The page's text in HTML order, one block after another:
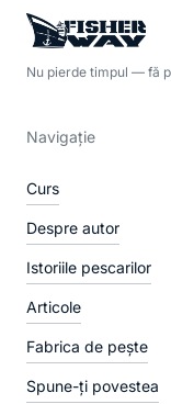
Nu pierde timpul — fă
Navigație
Curs
Despre autor
Istoriile pescarilor
Articole
Fabrica de pește
Spune-ți povestea